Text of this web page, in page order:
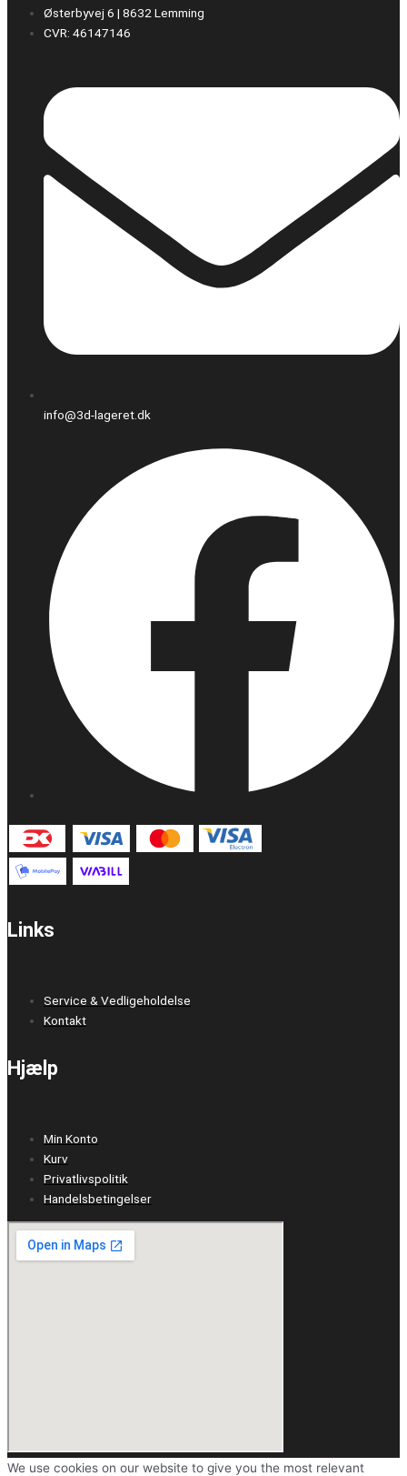
Østerbyvej 6 | 8632 Lemming
CVR: 46147146
info@3d-lageret.dk
Links
Service & Vedligeholdelse
Kontakt
Hjælp
Min Konto
Kurv
Privatlivspolitik
Handelsbetingelser
We use cookies on our website to give you the most relevant